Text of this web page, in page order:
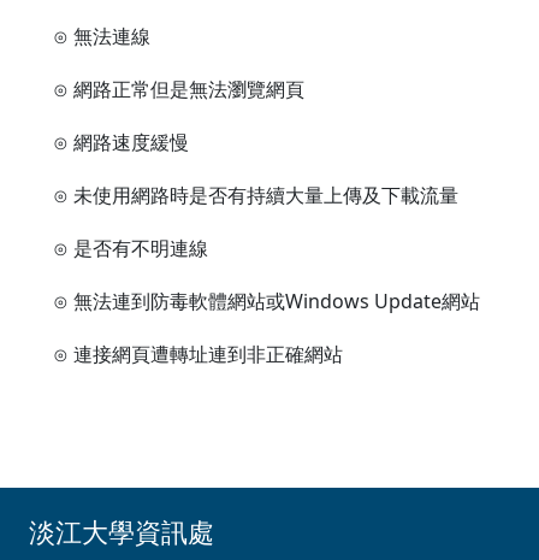
⊙ 無法連線
⊙ 網路正常但是無法瀏覽網頁
⊙ 網路速度緩慢
⊙ 未使用網路時是否有持續大量上傳及下載流量
⊙ 是否有不明連線
⊙ 無法連到防毒軟體網站或Windows Update網站
⊙ 連接網頁遭轉址連到非正確網站
淡江大學資訊處